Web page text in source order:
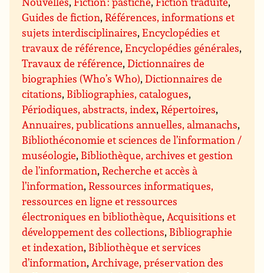
Guides de fiction,Références, informations et
sujets interdisciplinaires,Encyclopédies et
travaux de référence,Encyclopédies générales,
Travaux de référence,Dictionnaires de
biographies (Who’s Who),Dictionnaires de
citations, Bibliographies, catalogues,
Périodiques, abstracts, index,Répertoires,
Annuaires, publications annuelles, almanachs,
Bibliothéconomie et sciences de l’information /
muséologie, Bibliothèque, archives et gestion
de l’information,Recherche et accès à
l’information,Ressources informatiques,
ressources en ligne et ressources
électroniques en bibliothèque,Acquisitions et
développement des collections, Bibliographie
et indexation, Bibliothèque et services
d’information,Archivage, préservation des